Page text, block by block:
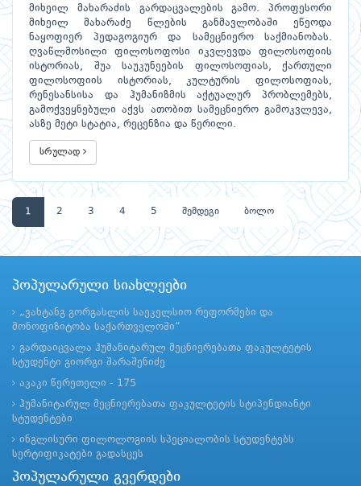
მიხეილ მახარაძის გარდაცვალების გამო. პროფესორი
მიხეილ მახარაძე წლების განმავლობაში ეწეოდა
ნაყოფიერ პედაგოგიურ და სამეცნიერო საქმიანობას.
ღვაწლმოსილი ფილოსოფოსი იკვლევდა ფილოსოფიის
ისტორიას, შუა საუკუნეების ფილოსოფიას, ქართული
ფილოსოფიის ისტორიას, კულტურის ფილოსოფიას,
რენესანსისა და ჰუმანიზმის აქტუალურ პრობლემებს,
გამოქვეყნებული აქვს ათობით სამეცნიერო გამოკვლევა,
ასზე მეტი სტატია, რეცენზია და წერილი.
სრულად
1 2 3 4 5 შემდეგი ბოლო
პოპულარული სიახლეები
„ვახტანგ გორგასლის საეკელსიო რეფორმები და
მონოფიზიტობა საქართველოში“
გარდაიცვალა ჰუმანიტარულ მეცნიერებათა ფაკულტეტის
სტუდენტი გიორგი შარაშენიძე
აკაკი წერეთელი - 175
ჰუმანიტარულ მეცნიერებათა ფაკულტეტის სტიპენდიანტი
სტუდენტები
ინგლისური ფილოლოგიის სპეციალობის სტუდენტებს
სერტიფიკატები გადასცეს
პოპულარული გვერდები